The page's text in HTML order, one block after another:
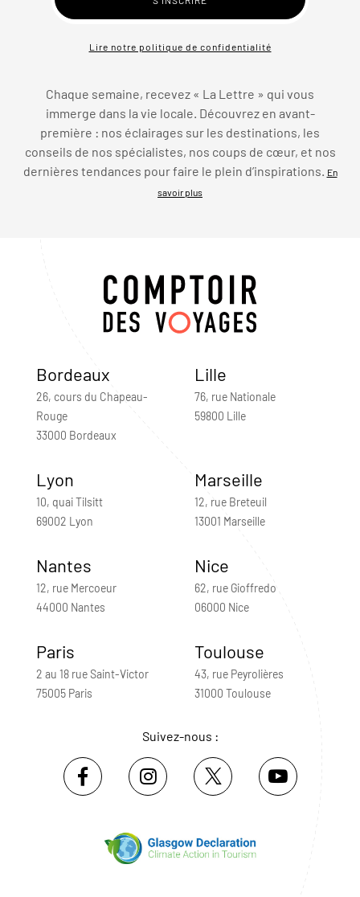
Lire notre politique de confidentialité
Chaque semaine, recevez « La Lettre » qui vous
immerge dans la vie locale. Découvrez en avant-
première : nos éclairages sur les destinations, les
conseils de nos spécialistes, nos coups de cœur, et nos
dernières tendances pour faire le plein d’inspirations.
En
savoir plus
Bordeaux
26, cours du Chapeau-
Rouge
33000 Bordeaux
Lille
76, rue Nationale
59800 Lille
Lyon
10, quai Tilsitt
69002 Lyon
Marseille
12, rue Breteuil
13001 Marseille
Nantes
12, rue Mercoeur
44000 Nantes
Nice
62, rue Gioffredo
06000 Nice
Paris
2 au 18 rue Saint-Victor
75005 Paris
Toulouse
43, rue Peyrolières
31000 Toulouse
Suivez-nous :